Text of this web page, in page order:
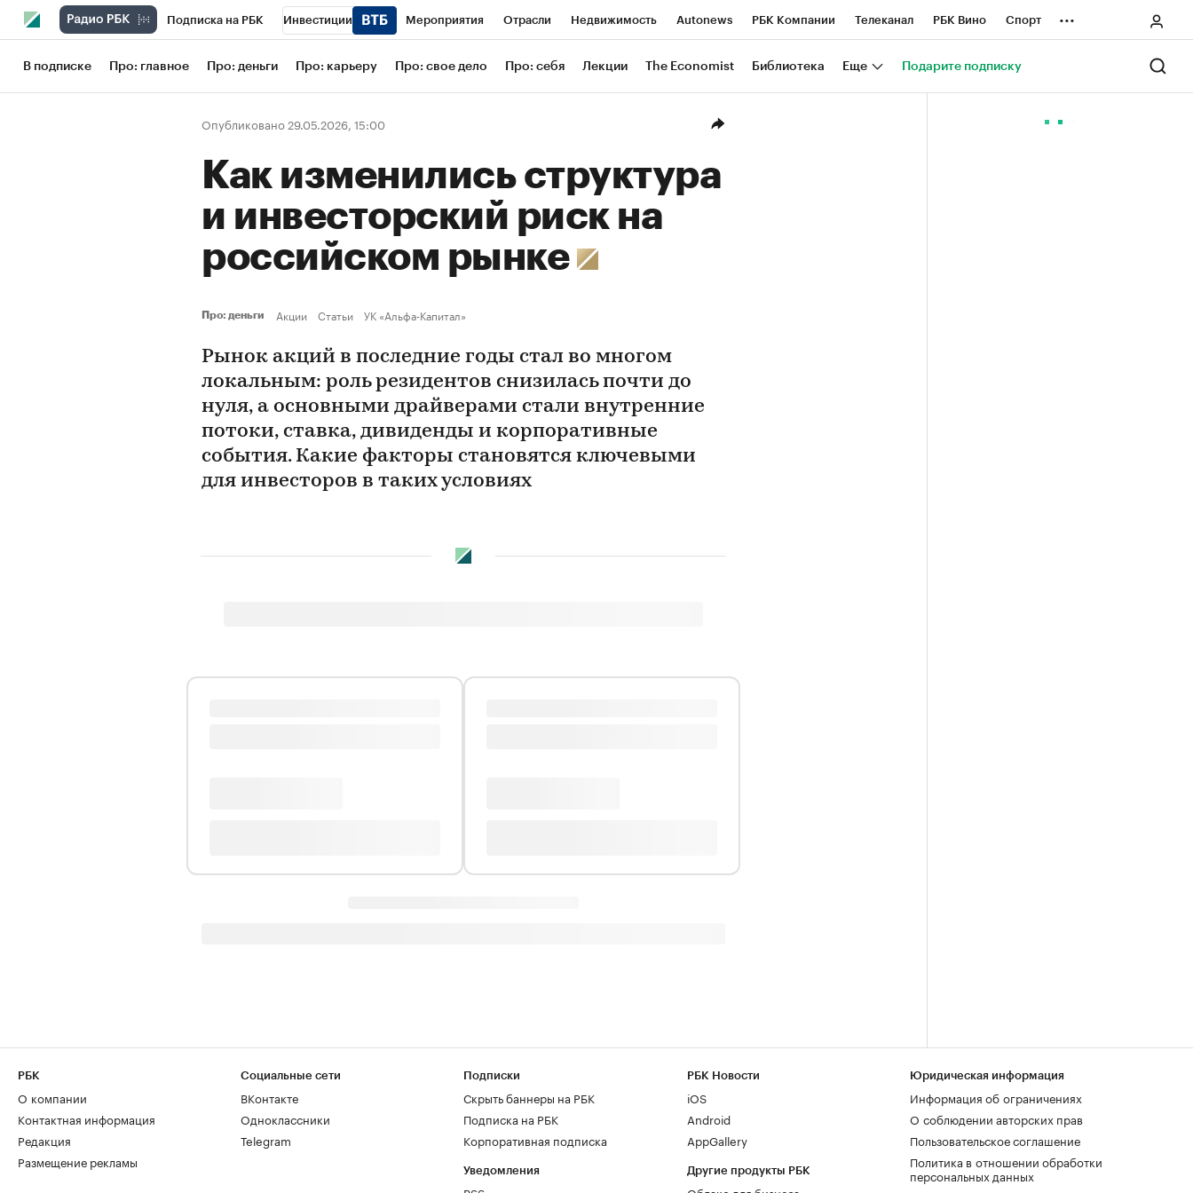
Подписка на РБК Инвестиции Мероприятия Отрасли Недвижимость Autonews РБК Компании Телеканал РБК Вино Спорт
Школа управления РБК РБК Образование РБК Life Тренды Визионеры Национальные проекты Город
Рынок наличной валюты
...
В подписке Про: главное Про: деньги Про: карьеру Про: свое дело Про: себя Лекции The Economist Библиотека Еще Подарите подписку
Опубликовано 29.05.2026, 15:00
Как изменились структура
и инвесторский риск на
российском рынке
Про: деньги Акции Статьи УК «Альфа-Капитал»
Рынок акций в последние годы стал во многом
локальным: роль резидентов снизилась почти до
нуля, а основными драйверами стали внутренние
потоки, ставка, дивиденды и корпоративные
события. Какие факторы становятся ключевыми
для инвесторов в таких условиях
РБК
О компании
Контактная информация
Редакция
Размещение рекламы
Социальные сети
ВКонтакте
Одноклассники
Telegram
Подписки
Скрыть баннеры на РБК
Подписка на РБК
Корпоративная подписка
Уведомления
РБК Новости
iOS
Android
AppGallery
Другие продукты РБК
Юридическая информация
Информация об ограничениях
О соблюдении авторских прав
Пользовательское соглашение
Политика в отношении обработки
персональных данных